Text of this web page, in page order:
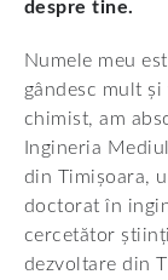
despre tine.
Numele meu
gândesc mult
chimist, am
Ingineria
din Timișoara,
doctorat în
cercetător
dezvoltare din